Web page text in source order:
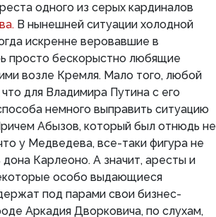
одного из серых кардиналов
В нынешней ситуации холодной
искренне веровавшие в
просто бескорыстно любящие
возле Кремля. Мало того, любой
для Владимира Путина с его
немного выправить ситуацию
Абызов, который был отнюдь не
у Медведева, все-таки фигура не
дона Карлеоно. А значит, аресты и
особо выдающиеся
под парами свои бизнес-
Аркадия Дворковича, по слухам,